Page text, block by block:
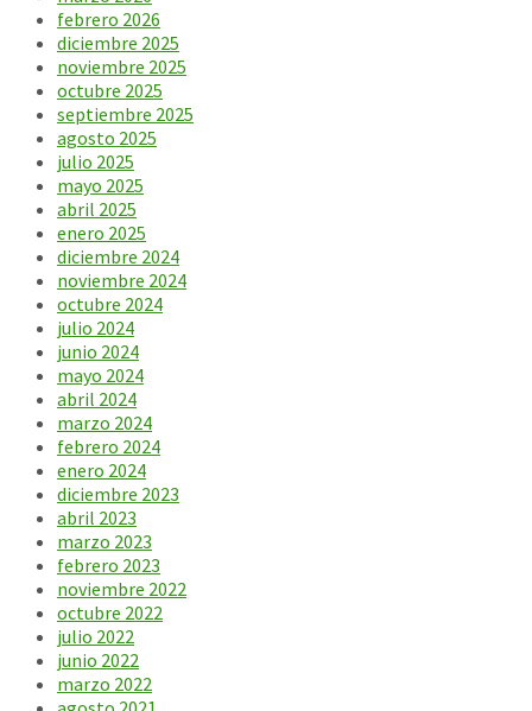
febrero 2026
diciembre 2025
noviembre 2025
octubre 2025
septiembre 2025
agosto 2025
julio 2025
mayo 2025
abril 2025
enero 2025
diciembre 2024
noviembre 2024
octubre 2024
julio 2024
junio 2024
mayo 2024
abril 2024
marzo 2024
febrero 2024
enero 2024
diciembre 2023
abril 2023
marzo 2023
febrero 2023
noviembre 2022
octubre 2022
julio 2022
junio 2022
marzo 2022